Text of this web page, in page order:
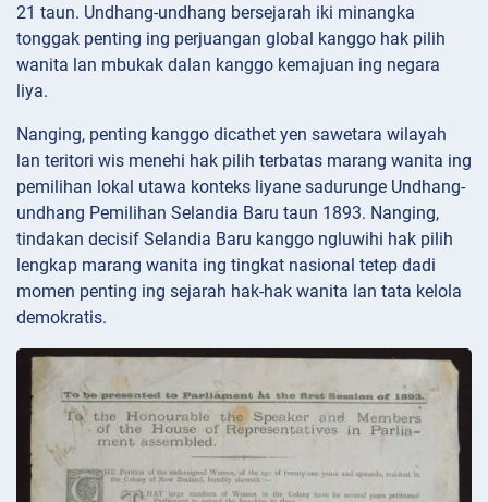
21 taun. Undhang-undhang bersejarah iki minangka
tonggak penting ing perjuangan global kanggo hak pilih
wanita lan mbukak dalan kanggo kemajuan ing negara
liya.
Nanging, penting kanggo dicathet yen sawetara wilayah
lan teritori wis menehi hak pilih terbatas marang wanita ing
pemilihan lokal utawa konteks liyane sadurunge Undhang-
undhang Pemilihan Selandia Baru taun 1893. Nanging,
tindakan decisif Selandia Baru kanggo ngluwihi hak pilih
lengkap marang wanita ing tingkat nasional tetep dadi
momen penting ing sejarah hak-hak wanita lan tata kelola
demokratis.